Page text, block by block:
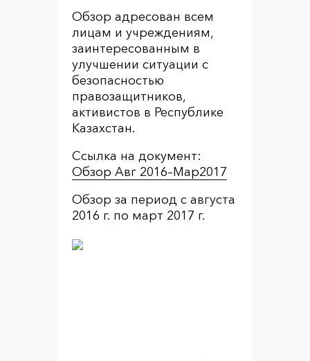
Обзор адресован всем
лицам и учреждениям,
заинтересованным в
улучшении ситуации с
безопасностью
правозащитников,
активистов в Республике
Казахстан.
Ссылка на документ:
Обзор Авг 2016–Мар2017
Обзор за период с августа
2016 г. по март 2017 г.